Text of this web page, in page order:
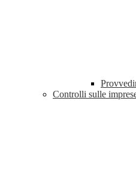
Controlli sulle